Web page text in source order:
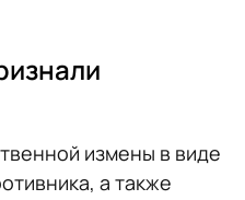
измены в виде
а также